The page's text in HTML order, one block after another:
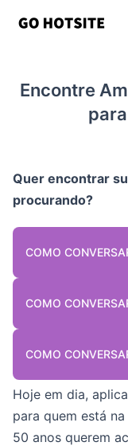
conteúdo
Encontre
Quer encontrar
procurando?
COMO
COMO
COMO
Hoje em dia,
para quem está na
50 anos querem